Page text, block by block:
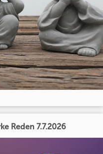
Reden 7.7.2026